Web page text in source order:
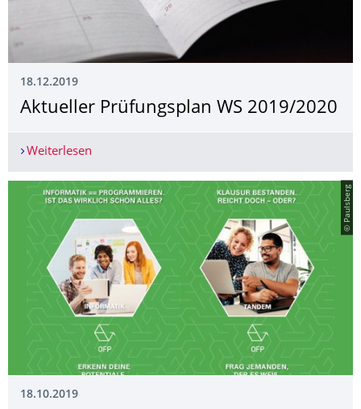
18.12.2019
Aktueller Prüfungsplan WS 2019/2020
Weiterlesen
© Paulsberg
18.10.2019